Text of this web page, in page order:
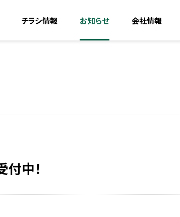
チラシ情報 お知らせ 会社情報
中！